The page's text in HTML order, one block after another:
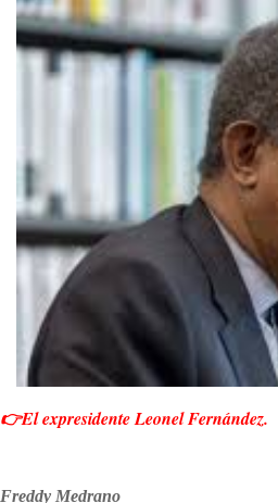
👉El expresidente Leonel Fernández.
Freddy Medrano